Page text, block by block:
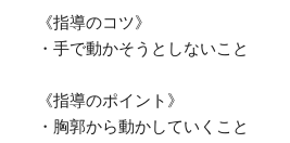
《指導のコツ》
・手で動かそうとしないこと
《指導のポイント》
・胸郭から動かしていくこと